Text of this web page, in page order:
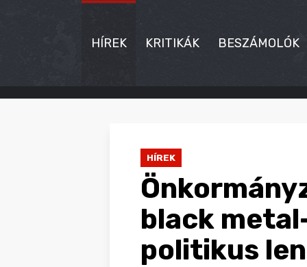
HÍREK KRITIKÁK BESZÁMOLÓK
HÍREK
HÍREK
black
politikus